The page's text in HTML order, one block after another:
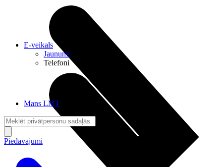
E-veikals
Jaunumi
Telefoni
Mans LMT
Piedāvājumi